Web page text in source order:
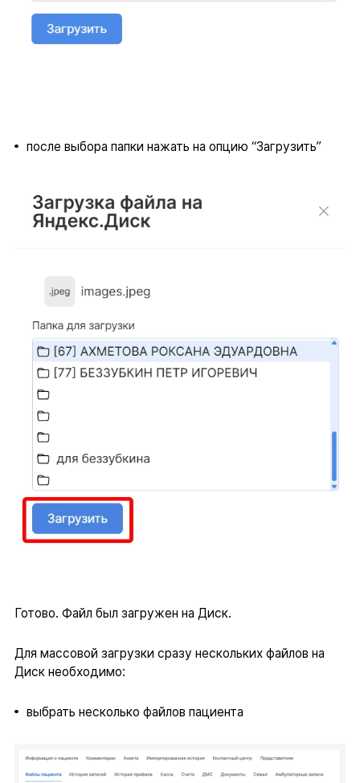
после выбора папки нажать на опцию “Загрузить”
Готово. Файл был загружен на Диск.
Для массовой загрузки сразу нескольких файлов на
Диск необходимо:
выбрать несколько файлов пациента